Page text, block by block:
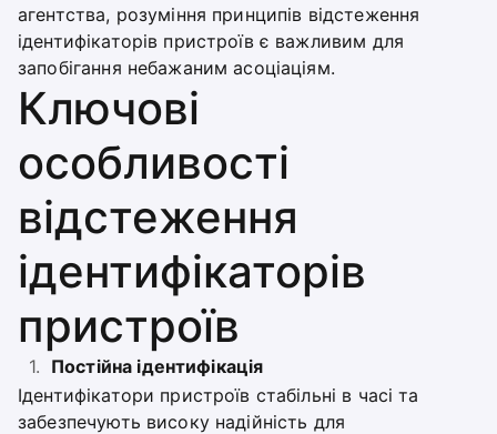
агентства, розуміння принципів відстеження
ідентифікаторів пристроїв є важливим для
запобігання небажаним асоціаціям.
Ключові
особливості
відстеження
ідентифікаторів
пристроїв
Постійна ідентифікація
Ідентифікатори пристроїв стабільні в часі та
забезпечують високу надійність для